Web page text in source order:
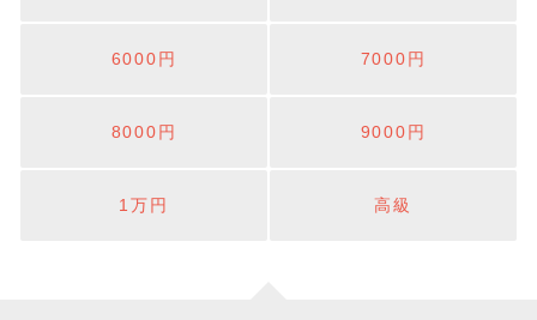
6000円 7000円
8000円 9000円
1万円 高級